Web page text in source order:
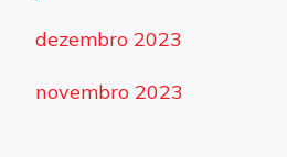
dezembro 2023
novembro 2023